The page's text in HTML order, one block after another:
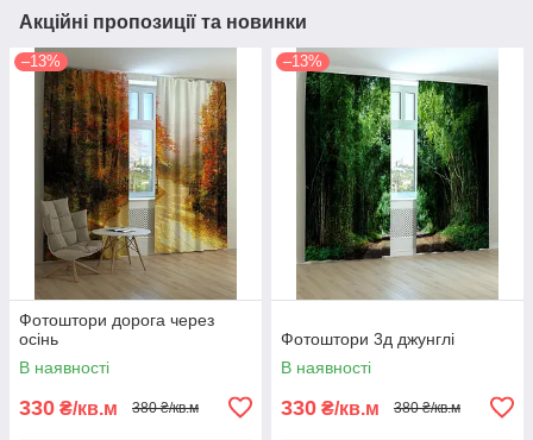
Акційні пропозиції та новинки
–13%
Фотоштори дорога через
осінь
В наявності
330 ₴/кв.м 380 ₴/кв.м
–13%
Фотоштори 3д джунглі
В наявності
330 ₴/кв.м 380 ₴/кв.м